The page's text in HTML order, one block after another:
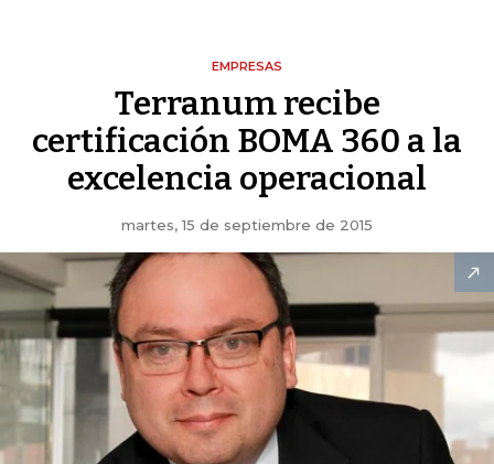
EMPRESAS
Terranum recibe
certificación BOMA 360 a la
excelencia operacional
martes, 15 de septiembre de 2015